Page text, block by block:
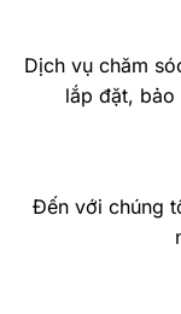
Dịch vụ chăm
lắp đặt, bảo
Đến với chúng